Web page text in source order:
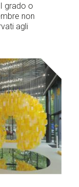
grado o
non
agli